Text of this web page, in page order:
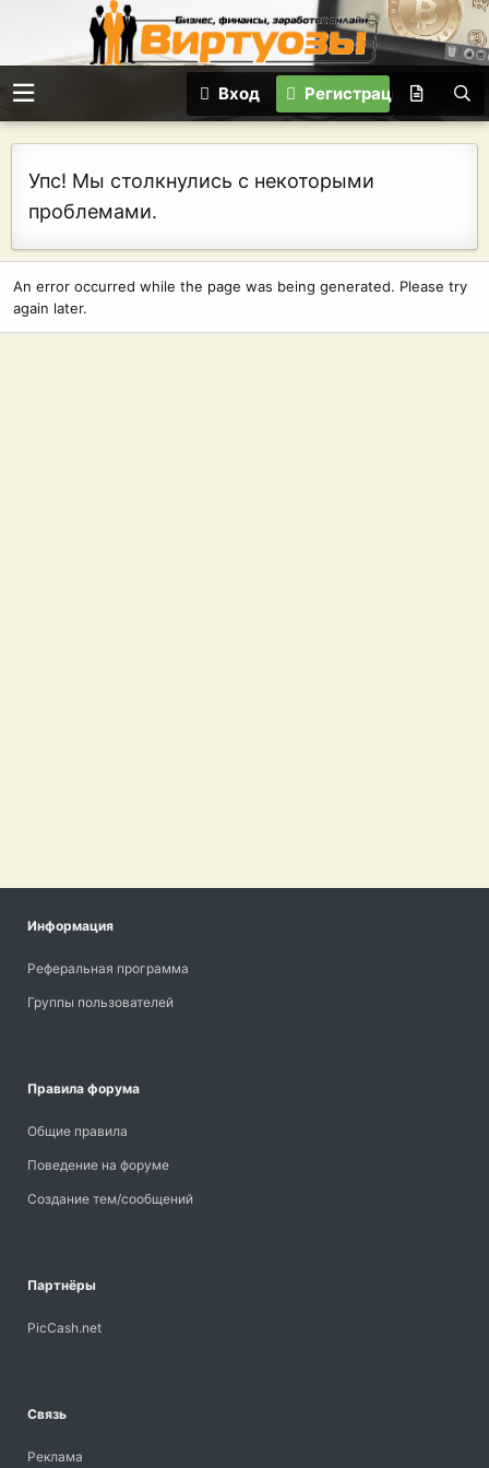
Вход Регистрация
Упс! Мы столкнулись с некоторыми
проблемами.
An error occurred while the page was being generated. Please try
again later.
Информация
Реферальная программа
Группы пользователей
Правила форума
Общие правила
Поведение на форуме
Создание тем/сообщений
Партнёры
PicCash.net
Связь
Реклама